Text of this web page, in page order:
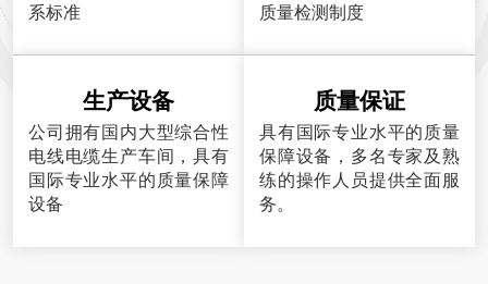
系标准
质量检测制度
生产设备
公司拥有国内大型综合性
电线电缆生产车间，具有
国际专业水平的质量保障
设备
质量保证
具有国际专业水平的质量
保障设备，多名专家及熟
练的操作人员提供全面服
务。